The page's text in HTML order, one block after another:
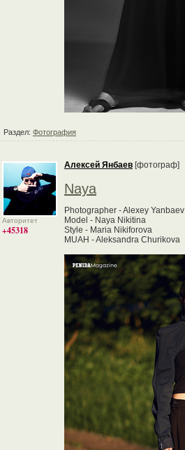
Раздел: Фотография
Авторитет
+45318
Алексей Янбаев [фотограф]
Naya
Photographer - Alexey Yanbaev
Model - Naya Nikitina
Style - Maria Nikiforova
MUAH - Aleksandra Churikova